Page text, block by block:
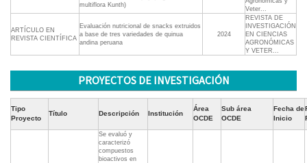
multiflora Kunth)
Veter...
ARTÍCULO EN
REVISTA CIENTÍFICA
Evaluación nutricional de snacks extruidos
a base de tres variedades de quinua
andina peruana
2024
REVISTA DE
INVESTIGACIÓN
EN CIENCIAS
AGRONÓMICAS
Y VETER...
PROYECTOS DE INVESTIGACIÓN
Tipo
Proyecto
Título Descripción Institución
Área
OCDE
Sub área
OCDE
Fecha de
Inicio
Se evaluó y
caracterizó
compuestos
bioactivos en